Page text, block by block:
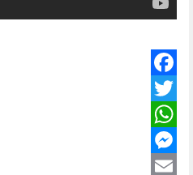
Facebook
Twitter
WhatsApp
Messenger